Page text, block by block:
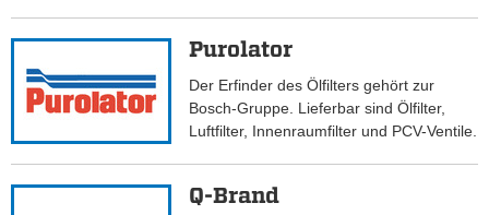
Purolator
Der Erfinder des Ölfilters gehört zur
Bosch-Gruppe. Lieferbar sind Ölfilter,
Luftfilter, Innenraumfilter und PCV-Ventile.
Q-Brand